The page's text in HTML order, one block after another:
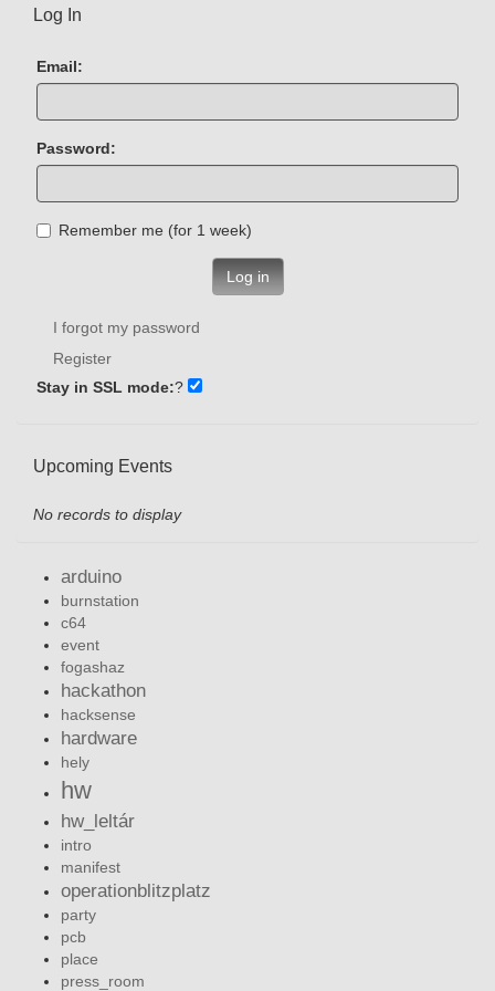
Log In
Email:
Password:
Remember me (for 1 week)
Log in
I forgot my password
Register
Stay in SSL mode:?
Upcoming Events
No records to display
arduino
burnstation
c64
event
fogashaz
hackathon
hacksense
hardware
hely
hw
hw_leltár
intro
manifest
operationblitzplatz
party
pcb
place
press_room